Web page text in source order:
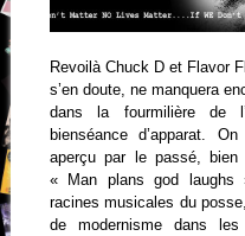
Revoilà Chuck D et Flavor
s’en doute, ne manquera
dans la fourmilière de
bienséance d’apparat.
aperçu par le passé,
« Man plans god laughs
racines musicales du
de modernisme dans